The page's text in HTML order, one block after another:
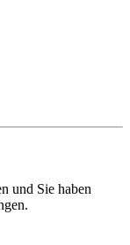
und Sie haben